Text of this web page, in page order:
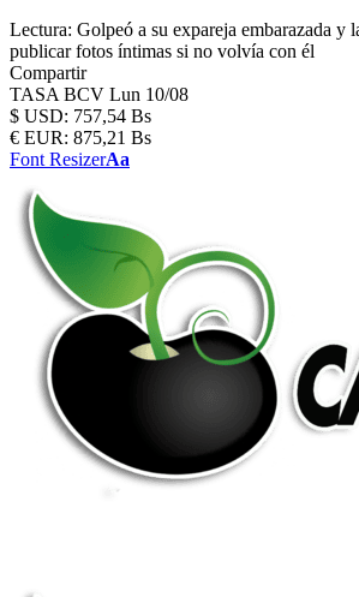
Lectura: Golpeó a su expareja embarazada y
publicar fotos íntimas si no volvía con él
Compartir
TASA BCV Lun 10/08
$ USD: 757,54 Bs
€ EUR: 875,21 Bs
Font ResizerAa